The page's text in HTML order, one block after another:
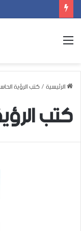
القائمة
الرئيسية/كتب الرؤية
كتب